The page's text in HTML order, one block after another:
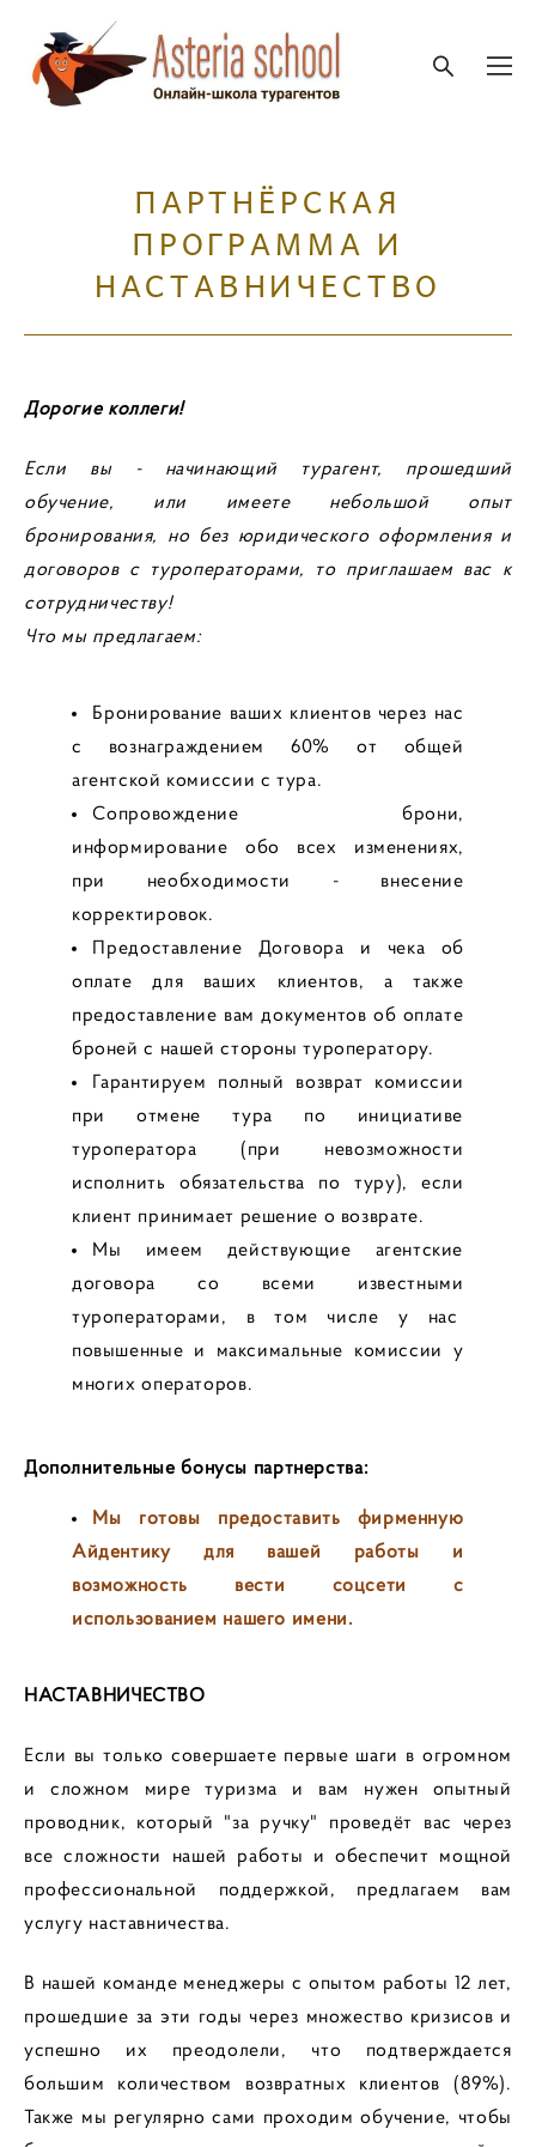
ПАРТНЁРСКАЯ
ПРОГРАММА И
НАСТАВНИЧЕСТВО
Дорогие коллеги!
Если вы - начинающий турагент, прошедший
обучение, или имеете небольшой опыт
бронирования, но без юридического оформления и
договоров с туроператорами, то приглашаем вас к
сотрудничеству!
Что мы предлагаем:
Бронирование ваших клиентов через нас
с вознаграждением 60% от общей
агентской комиссии с тура.
Сопровождение брони,
информирование обо всех изменениях,
при необходимости - внесение
корректировок.
Предоставление Договора и чека об
оплате для ваших клиентов, а также
предоставление вам документов об оплате
броней с нашей стороны туроператору.
Гарантируем полный возврат комиссии
при отмене тура по инициативе
туроператора (при невозможности
исполнить обязательства по туру), если
клиент принимает решение о возврате.
Мы имеем действующие агентские
договора со всеми известными
туроператорами, в том числе у нас
повышенные и максимальные комиссии у
многих операторов.
Дополнительные бонусы партнерства:
Мы готовы предоставить фирменную
Айдентику для вашей работы и
возможность вести соцсети с
использованием нашего имени.
НАСТАВНИЧЕСТВО
Если вы только совершаете первые шаги в огромном
и сложном мире туризма и вам нужен опытный
проводник, который "за ручку" проведёт вас через
все сложности нашей работы и обеспечит мощной
профессиональной поддержкой, предлагаем вам
услугу наставничества.
В нашей команде менеджеры с опытом работы 12 лет,
прошедшие за эти годы через множество кризисов и
успешно их преодолели, что подтверждается
большим количеством возвратных клиентов (89%).
Также мы регулярно сами проходим обучение, чтобы